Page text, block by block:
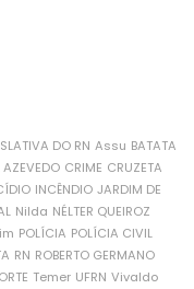
DO RN Assu BATATA
AZEVEDO CRIME CRUZETA
INCÊNDIO JARDIM DE
Nilda NÉLTER QUEIROZ
POLÍCIA POLÍCIA CIVIL
RN ROBERTO GERMANO
Temer UFRN Vivaldo